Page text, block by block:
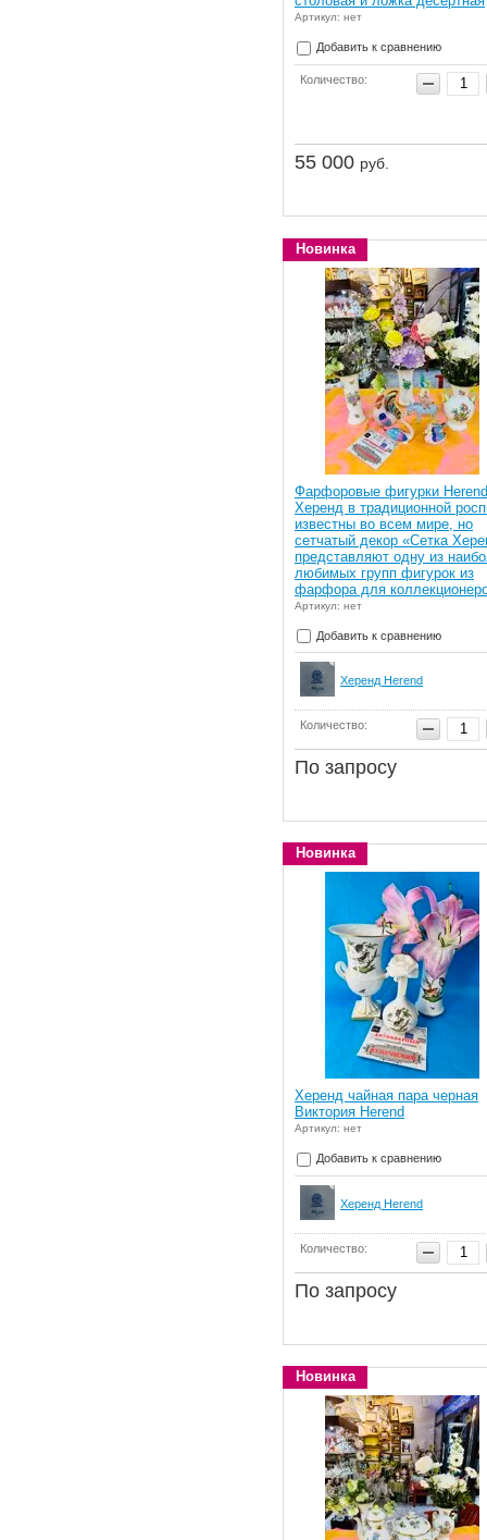
Артикул: нет
Добавить к сравнению
Количество:
55 000 руб.
Новинка
Фарфоровые фигурки Herend
Херенд в традиционной
известны во всем мире, но
сетчатый декор «Сетка
представляют одну из
любимых групп фигурок из
фарфора для
Артикул: нет
Добавить к сравнению
Херенд Herend
Количество:
По запросу
Новинка
Херенд чайная пара черная
Виктория Herend
Артикул: нет
Добавить к сравнению
Херенд Herend
Количество:
По запросу
Новинка